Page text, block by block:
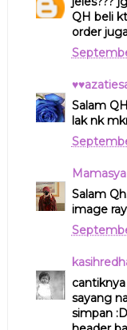
QH beli
order
Salam
lak nk
Mamasya
Salam
image
cantiknya
sayang
simpan :D